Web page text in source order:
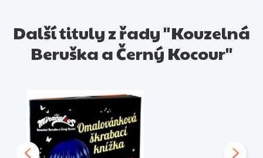
Další tituly z řady "Kouzelná
Beruška a Černý Kocour"